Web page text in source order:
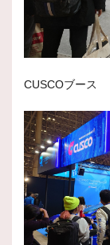
CUSCOブース